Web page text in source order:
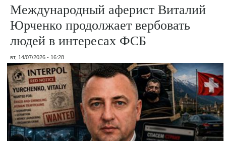
Международный аферист Виталий
Юрченко продолжает вербовать
людей в интересах ФСБ
вт, 14/07/2026 - 16:28